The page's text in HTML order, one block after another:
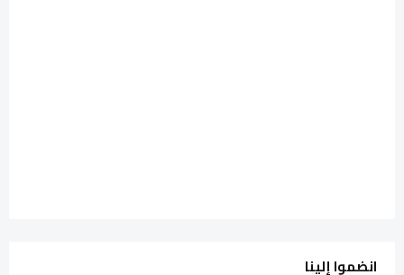
انضموا إلينا